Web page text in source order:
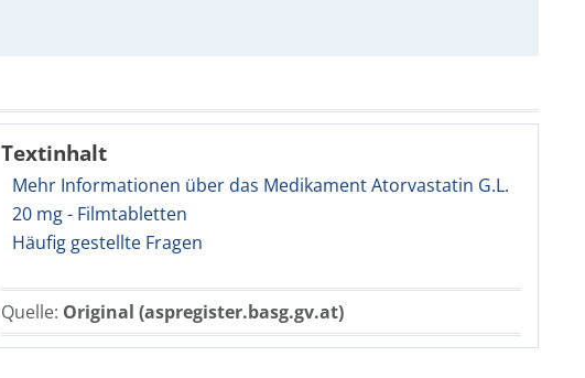
Textinhalt
Mehr Informationen über das Medikament Atorvastatin G.L.
20 mg - Filmtabletten
Häufig gestellte Fragen
Quelle: Original (aspregister.basg.gv.at)